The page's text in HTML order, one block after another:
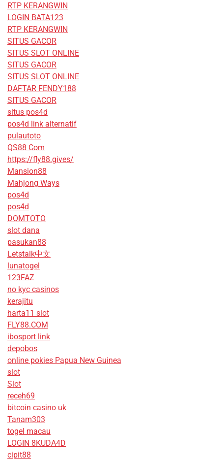
RTP KERANGWIN
LOGIN BATA123
RTP KERANGWIN
SITUS GACOR
SITUS SLOT ONLINE
SITUS GACOR
SITUS SLOT ONLINE
DAFTAR FENDY188
SITUS GACOR
situs pos4d
pos4d link alternatif
pulautoto
QS88 Com
https://fly88.gives/
Mansion88
Mahjong Ways
pos4d
pos4d
DOMTOTO
slot dana
pasukan88
Letstalk中文
lunatogel
123FAZ
no kyc casinos
kerajitu
harta11 slot
FLY88.COM
ibosport link
depobos
online pokies Papua New Guinea
slot
Slot
receh69
bitcoin casino uk
Tanam303
togel macau
LOGIN 8KUDA4D
cipit88